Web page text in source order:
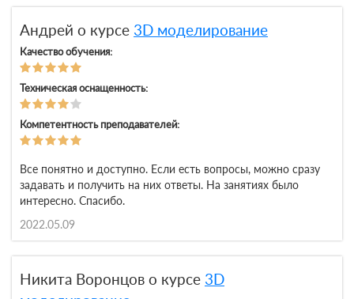
Андрей о курсе 3D моделирование
Качество обучения:
Техническая оснащенность:
Компетентность преподавателей:
Все понятно и доступно. Если есть вопросы, можно сразу
задавать и получить на них ответы. На занятиях было
интересно. Спасибо.
2022.05.09
Никита Воронцов о курсе 3D